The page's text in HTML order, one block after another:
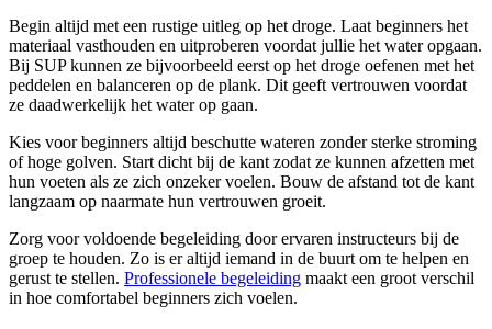
Begin altijd met een rustige uitleg op het droge. Laat beginners het
materiaal vasthouden en uitproberen voordat jullie het water opgaan.
Bij SUP kunnen ze bijvoorbeeld eerst op het droge oefenen met het
peddelen en balanceren op de plank. Dit geeft vertrouwen voordat
ze daadwerkelijk het water op gaan.
Kies voor beginners altijd beschutte wateren zonder sterke stroming
of hoge golven. Start dicht bij de kant zodat ze kunnen afzetten met
hun voeten als ze zich onzeker voelen. Bouw de afstand tot de kant
langzaam op naarmate hun vertrouwen groeit.
Zorg voor voldoende begeleiding door ervaren instructeurs bij de
groep te houden. Zo is er altijd iemand in de buurt om te helpen en
gerust te stellen. Professionele begeleiding maakt een groot verschil
in hoe comfortabel beginners zich voelen.